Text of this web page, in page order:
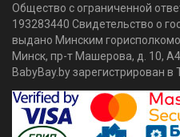
Общество с ограниченной
193283440 Свидетельство о
выдано Минским
Минск, пр-т Машерова, д. 10,
BabyBay.by зарегистрирован в